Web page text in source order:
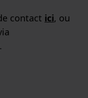
contact ici, ou
.